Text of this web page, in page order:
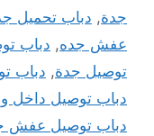
جدة, دباب تحميل
عفش جده, دباب
توصيل جدة, دباب
دباب توصيل داخل
دباب توصيل عفش